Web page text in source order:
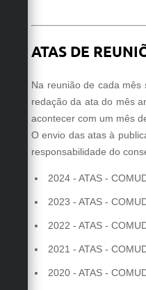
ATAS DE
Na reunião de cada mês
redação da ata do mês
acontecer com um mês
O envio das atas à
responsabilidade do
2024 - ATAS -
2023 - ATAS -
2022 - ATAS -
2021 - ATAS -
2020 - ATAS -